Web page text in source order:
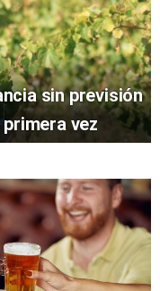
sin previsión
vez